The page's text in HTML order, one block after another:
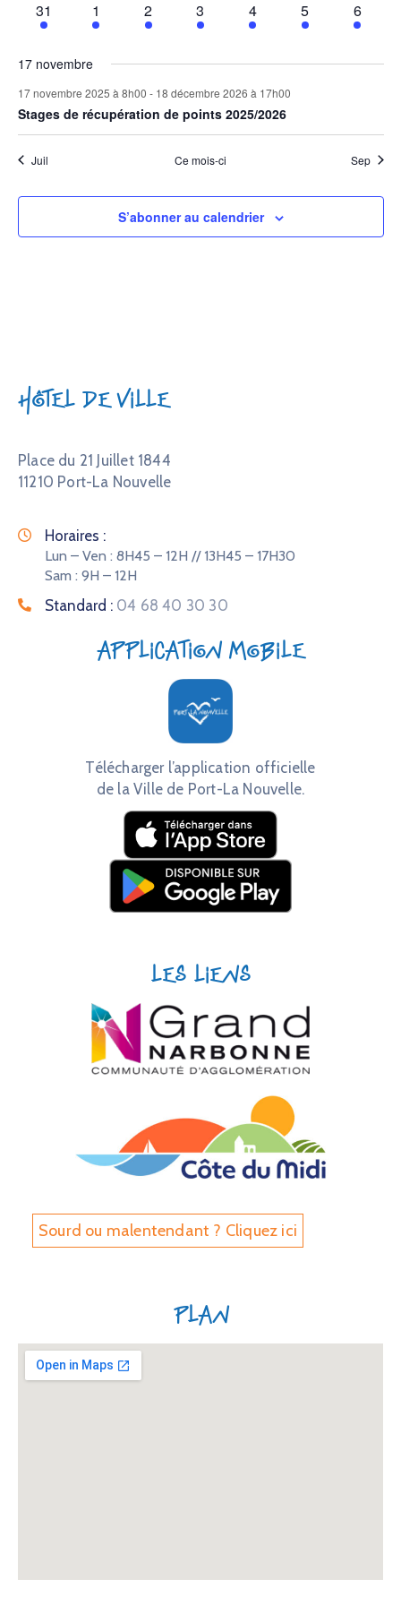
1
évènement
31
1
évènement
1
1
évènement
2
1
évènement
3
1
évènement
4
1
évènement
5
1
6
17 novembre
17 novembre 2025 à 8h00 - 18 décembre 2026 à 17h00
Stages de récupération de points 2025/2026
Juil Ce mois-ci Sep
S’abonner au calendrier
Hôtel de Ville
Place du 21 Juillet 1844
11210 Port-La Nouvelle
Horaires :
Lun – Ven : 8H45 – 12H // 13H45 – 17H30
Sam : 9H – 12H
Standard : 04 68 40 30 30
Application mobile
Télécharger l’application officielle
de la Ville de Port-La Nouvelle.
Les liens
Sourd ou malentendant ? Cliquez ici
Plan